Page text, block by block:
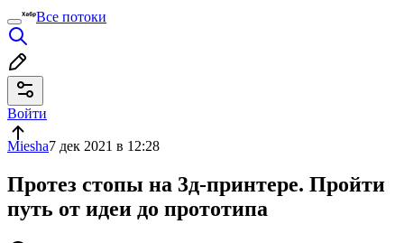
Все потоки
Войти
Miesha7 дек 2021 в 12:28
Протез стопы на 3д-принтере. Пройти
путь от идеи до прототипа